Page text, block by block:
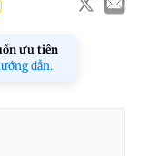
ưu tiên
dẫn.